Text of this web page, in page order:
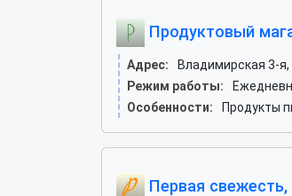
Продуктовый
Адрес:
Владимирская 3-
Режим работы:
Особенности:
Продукты
Первая